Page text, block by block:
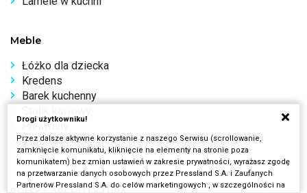
Meble
Łóżko dla dziecka
Kredens
Barek kuchenny
Parawany
Taborety
Drogi użytkowniku!
Przez dalsze aktywne korzystanie z naszego Serwisu (scrollowanie,
zamknięcie komunikatu, kliknięcie na elementy na stronie poza
komunikatem) bez zmian ustawień w zakresie prywatności, wyrażasz zgodę
na przetwarzanie danych osobowych przez Pressland S.A. i Zaufanych
Partnerów Pressland S.A. do celów marketingowych , w szczególności na